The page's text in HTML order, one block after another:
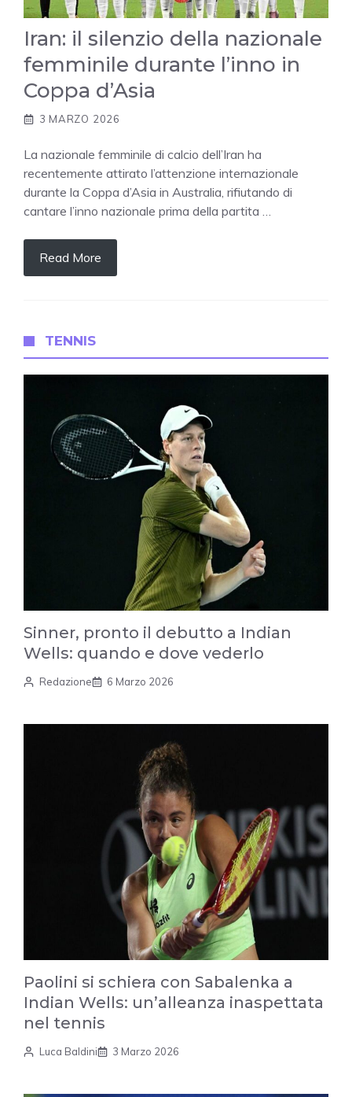
Iran: il silenzio della nazionale
femminile durante l’inno in
Coppa d’Asia
3 MARZO 2026
La nazionale femminile di calcio dell’Iran ha
recentemente attirato l’attenzione internazionale
durante la Coppa d’Asia in Australia, rifiutando di
cantare l’inno nazionale prima della partita …
Read More
TENNIS
Sinner, pronto il debutto a Indian
Wells: quando e dove vederlo
Redazione 6 Marzo 2026
Paolini si schiera con Sabalenka a
Indian Wells: un’alleanza inaspettata
nel tennis
Luca Baldini 3 Marzo 2026